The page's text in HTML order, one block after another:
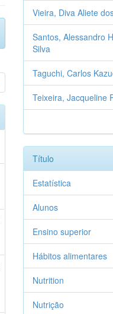
Vieira, Diva Aliete
Santos, Alessandro
Silva
Taguchi, Carlos
Teixeira, Jacqueline
Título
Estatística
Alunos
Ensino superior
Hábitos alimentares
Nutrition
Nutrição